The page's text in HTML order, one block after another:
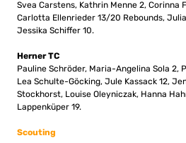
Svea Carstens, Kathrin Menne 2, Corinna
Carlotta Ellenrieder 13/20 Rebounds,
Jessika Schiffer 10.
Herner TC
Pauline Schröder, Maria-Angelina Sola 2,
Lea Schulte-Göcking, Jule Kassack 12,
Stockhorst, Louise Oleyniczak, Hanna
Lappenküper 19.
Scouting